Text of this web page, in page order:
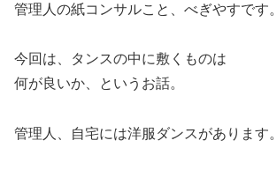
管理人の紙コンサルこと、べぎやすです。
今回は、タンスの中に敷くものは
何が良いか、というお話。
管理人、自宅には洋服ダンスがあります。